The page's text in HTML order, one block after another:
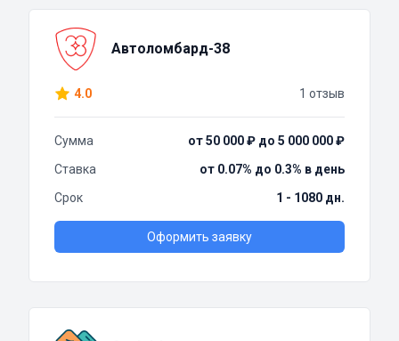
Автоломбард-38
4.0 1 отзыв
Сумма
от 50 000 ₽ до 5 000 000 ₽
Ставка
от 0.07% до 0.3% в день
Срок
1 - 1080 дн.
Оформить заявку